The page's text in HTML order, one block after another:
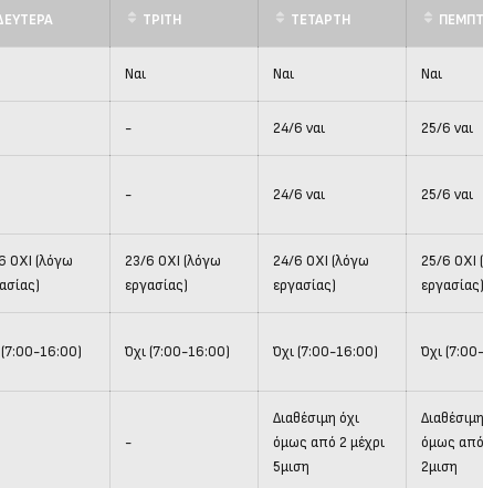
ΤΡΙΤΗ ΤΕΤΑΡΤΗ
Ναι Ναι Ναι
- 24/6 ναι 25/6 ναι
- 24/6 ναι 25/6 ναι
ΟΧΙ (λόγω
23/6 ΟΧΙ (λόγω
εργασίας)
24/6 ΟΧΙ (λόγω
εργασίας)
25/6 ΟΧΙ
εργασίας)
(7:00-16:00) Όχι (7:00-16:00) Όχι (7:00-16:00) Όχι
-
Διαθέσιμη όχι
όμως από 2 μέχρι
5μιση
όμως από
2μιση